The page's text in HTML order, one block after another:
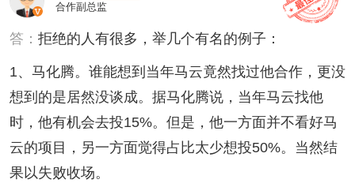
合作副总监
答： 拒绝的人有很多，举几个有名的例子：
1、马化腾。谁能想到当年马云竟然找过他合作，更没
想到的是居然没谈成。据马化腾说，当年马云找他
时，他有机会去投15%。但是，他一方面并不看好马
云的项目，另一方面觉得占比太少想投50%。当然结
果以失败收场。